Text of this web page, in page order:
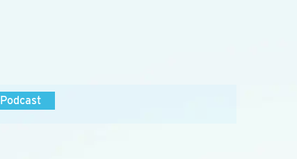
Podcast